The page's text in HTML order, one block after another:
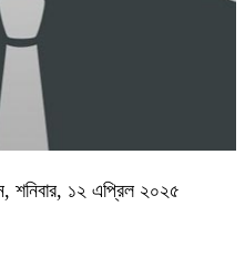
শনিবার, ১২ এপ্রিল ২০২৫